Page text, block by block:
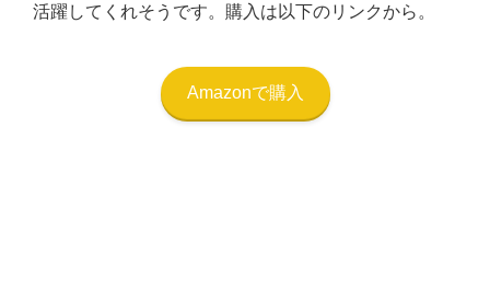
活躍してくれそうです。購入は以下のリンクから。
Amazonで購入